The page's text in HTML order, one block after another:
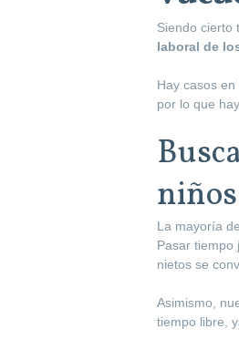
Siendo cierto
laboral de
Hay casos
por lo que
niños
La mayoría
Pasar tiempo
nietos se
Asimismo,
tiempo libre,